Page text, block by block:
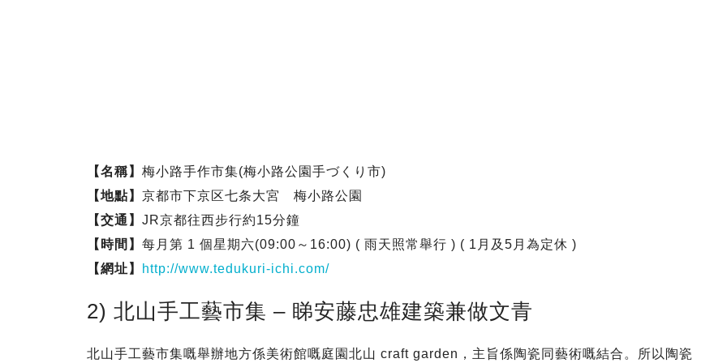
【名稱】 梅小路手作市集(梅小路公園手づくり市)
【地點】 京都市下京区七条大宮 梅小路公園
【交通】 JR京都往西步行約15分鐘
【時間】 每月第 1 個星期六(09:00～16:00) ( 雨天照常舉行 ) ( 1月及5月為定休 )
【網址】
http://www.tedukuri-ichi.com/
2) 北山手工藝市集 – 睇安藤忠雄建築兼做文青
北山手工藝市集嘅舉辦地方係美術館嘅庭園北山 craft garden，主旨係陶瓷同藝術嘅結合。所以陶瓷